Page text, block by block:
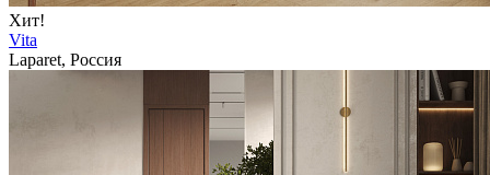
Хит!
Vita
Laparet, Россия